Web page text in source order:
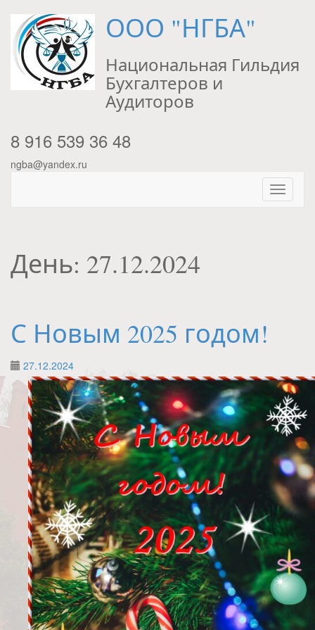
ООО "НГБА"
Национальная Гильдия
Бухгалтеров и
Аудиторов
8 916 539 36 48
ngba@yandex.ru
День: 27.12.2024
С Новым 2025 годом!
27.12.2024